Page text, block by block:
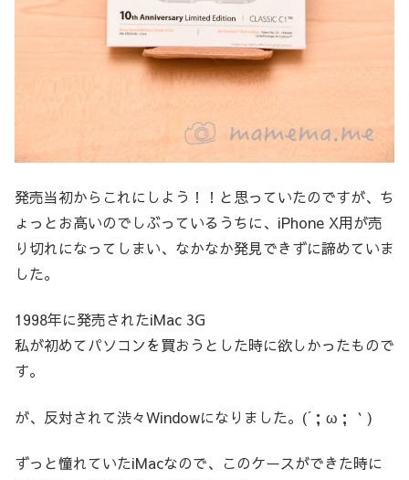
発売当初からこれにしよう！！と思っていたのですが、ち
ょっとお高いのでしぶっているうちに、iPhone X用が売
り切れになってしまい、なかなか発見できずに諦めていま
した。
1998年に発売されたiMac 3G
私が初めてパソコンを買おうとした時に欲しかったもので
す。
が、反対されて渋々Windowになりました。(´；ω；｀)
ずっと憧れていたiMacなので、このケースができた時に